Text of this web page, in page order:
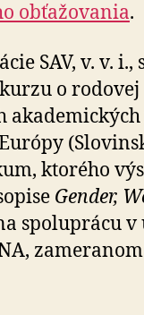
obťažovania.
SAV, v. v. i.,
o
ktorého
Gender,
spoluprácu v